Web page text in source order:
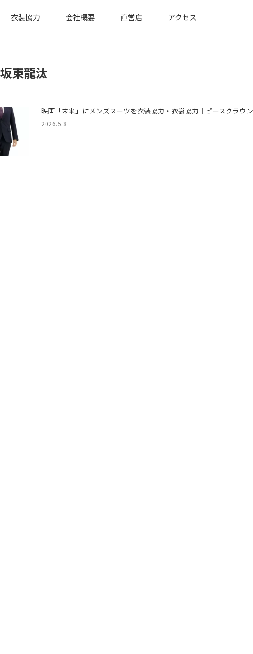
衣装協力 会社概要 直営店 アクセス
坂東龍汰
映画「未来」にメンズスーツを衣装協力・衣裳協力｜ピースクラウン
2026.5.8